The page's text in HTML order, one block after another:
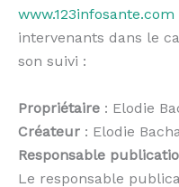
www.123infosante.com
intervenants dans le
son suivi :
Propriétaire : Elodie
Créateur : Elodie
Responsable
Le responsable